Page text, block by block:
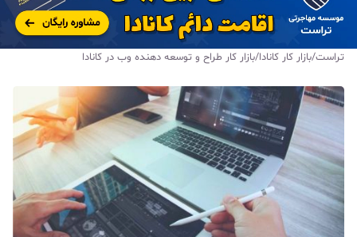
تراست/بازار کار کانادا/بازار کار طراح و توسعه دهنده وب در کانادا